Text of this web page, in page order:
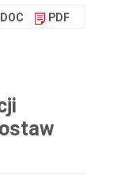
DOC PDF